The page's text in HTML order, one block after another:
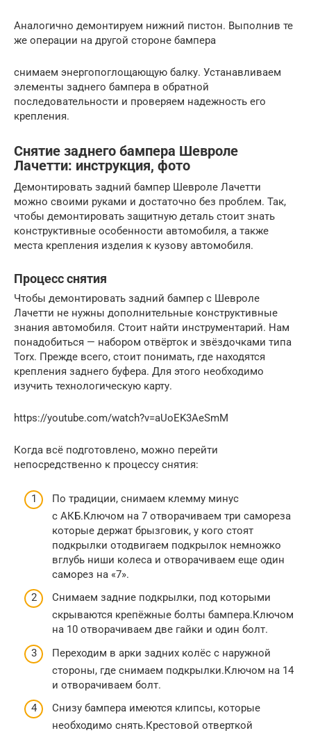
Аналогично демонтируем нижний пистон. Выполнив те
же операции на другой стороне бампера
снимаем энергопоглощающую балку. Устанавливаем
элементы заднего бампера в обратной
последовательности и проверяем надежность его
крепления.
Снятие заднего бампера Шевроле
Лачетти: инструкция, фото
Демонтировать задний бампер Шевроле Лачетти
можно своими руками и достаточно без проблем. Так,
чтобы демонтировать защитную деталь стоит знать
конструктивные особенности автомобиля, а также
места крепления изделия к кузову автомобиля.
Процесс снятия
Чтобы демонтировать задний бампер с Шевроле
Лачетти не нужны дополнительные конструктивные
знания автомобиля. Стоит найти инструментарий. Нам
понадобиться — набором отвёрток и звёздочками типа
Torx. Прежде всего, стоит понимать, где находятся
крепления заднего буфера. Для этого необходимо
изучить технологическую карту.
https://youtube.com/watch?v=aUoEK3AeSmM
Когда всё подготовлено, можно перейти
непосредственно к процессу снятия:
По традиции, снимаем клемму минус
с АКБ.Ключом на 7 отворачиваем три самореза
которые держат брызговик, у кого стоят
подкрылки отодвигаем подкрылок немножко
вглубь ниши колеса и отворачиваем еще один
саморез на «7».
Снимаем задние подкрылки, под которыми
скрываются крепёжные болты бампера.Ключом
на 10 отворачиваем две гайки и один болт.
Переходим в арки задних колёс с наружной
стороны, где снимаем подкрылки.Ключом на 14
и отворачиваем болт.
Снизу бампера имеются клипсы, которые
необходимо снять.Крестовой отверткой